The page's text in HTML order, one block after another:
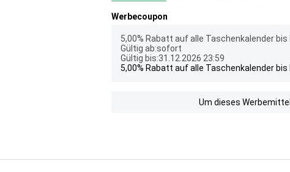
Werbecoupon
5,00% Rabatt auf alle Taschenkalender
Gültig ab:sofort
Gültig bis:31.12.2026 23:59
5,00% Rabatt auf alle Taschenkalender
Um dieses